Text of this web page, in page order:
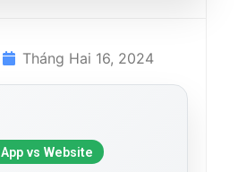
Tháng Hai 16, 2024
App vs Website